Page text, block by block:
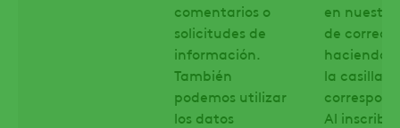
comentarios o
solicitudes de
información.
También
podemos utilizar
los datos
en
de correo
haciendo
la casilla
Al